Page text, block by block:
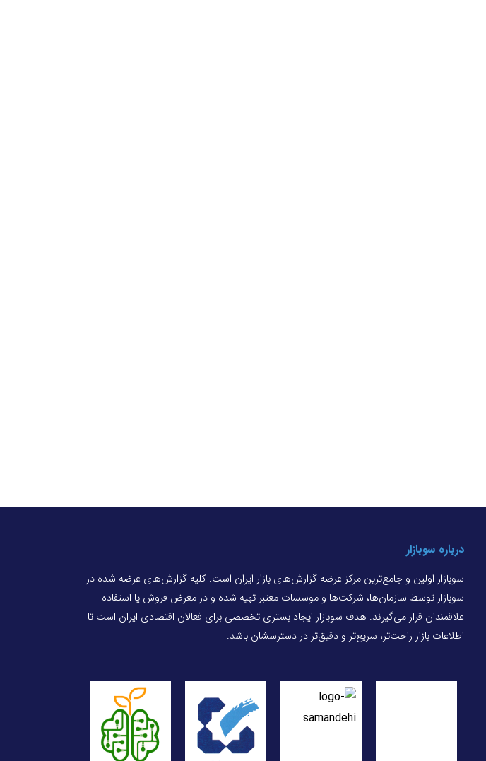
درباره سوبازار
سوبازار اولین و جامع‌ترین مرکز عرضه گزارش‌های بازار ایران است. کلیه گزارش‌های عرضه شده در
سوبازار توسط سازمان‌ها، شرکت‌ها و موسسات معتبر تهیه شده و در معرض فروش یا استفاده
علاقمندان قرار می‌گیرند. هدف سوبازار ایجاد بستری تخصصی برای فعالان اقتصادی ایران است تا
اطلاعات بازار راحت‌تر، سریع‌تر و دقیق‌تر در دسترسشان باشد.